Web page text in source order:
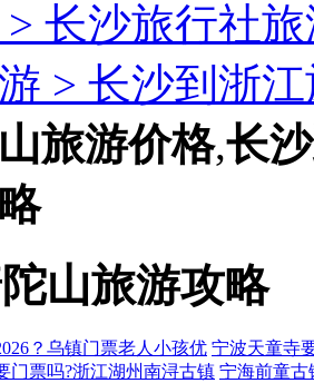
长沙旅行社
> 长沙到浙
旅游价格,长
山旅游攻略
？乌镇门票老人小孩优 宁波天童寺
门票吗?浙江湖州南浔古镇 宁海前童古